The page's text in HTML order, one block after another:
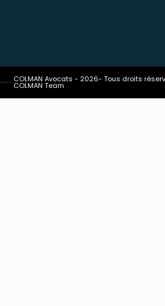
COLMAN Avocats - 2026- Tous droits
COLMAN Team